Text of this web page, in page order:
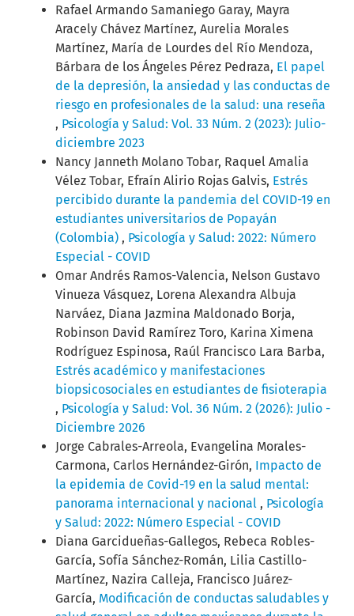
Rafael Armando Samaniego Garay, Mayra
Aracely Chávez Martínez, Aurelia Morales
Martínez, María de Lourdes del Río Mendoza,
Bárbara de los Ángeles Pérez Pedraza, El papel
de la depresión, la ansiedad y las conductas de
riesgo en profesionales de la salud: una reseña
, Psicología y Salud: Vol. 33 Núm. 2 (2023): Julio-
diciembre 2023
Nancy Janneth Molano Tobar, Raquel Amalia
Vélez Tobar, Efraín Alirio Rojas Galvis, Estrés
percibido durante la pandemia del COVID-19 en
estudiantes universitarios de Popayán
(Colombia) , Psicología y Salud: 2022: Número
Especial - COVID
Omar Andrés Ramos-Valencia, Nelson Gustavo
Vinueza Vásquez, Lorena Alexandra Albuja
Narváez, Diana Jazmina Maldonado Borja,
Robinson David Ramírez Toro, Karina Ximena
Rodríguez Espinosa, Raúl Francisco Lara Barba,
Estrés académico y manifestaciones
biopsicosociales en estudiantes de fisioterapia
, Psicología y Salud: Vol. 36 Núm. 2 (2026): Julio -
Diciembre 2026
Jorge Cabrales-Arreola, Evangelina Morales-
Carmona, Carlos Hernández-Girón, Impacto de
la epidemia de Covid-19 en la salud mental:
panorama internacional y nacional , Psicología
y Salud: 2022: Número Especial - COVID
Diana Garcidueñas-Gallegos, Rebeca Robles-
García, Sofía Sánchez-Román, Lilia Castillo-
Martínez, Nazira Calleja, Francisco Juárez-
García, Modificación de conductas saludables y